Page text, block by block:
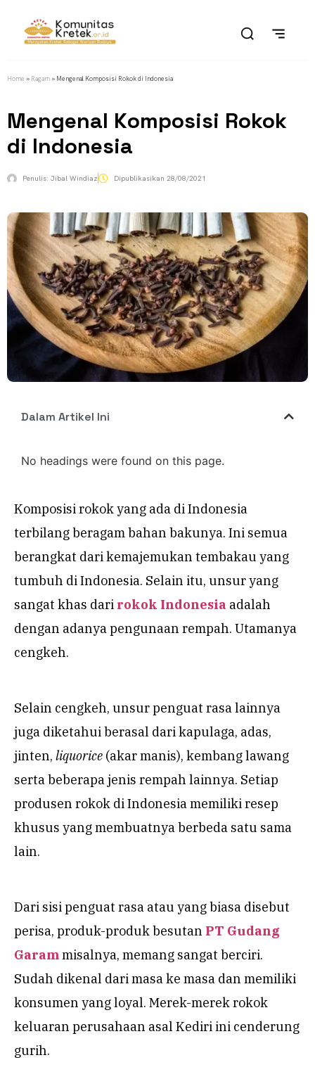
Home » Ragam » Mengenal Komposisi Rokok di Indonesia
Mengenal Komposisi Rokok
di Indonesia
Penulis: Jibal Windiaz Dipublikasikan 28/08/2021
Dalam Artikel Ini
No headings were found on this page.
Komposisi rokok yang ada di Indonesia
terbilang beragam bahan bakunya. Ini semua
berangkat dari kemajemukan tembakau yang
tumbuh di Indonesia. Selain itu, unsur yang
sangat khas dari rokok Indonesia adalah
dengan adanya pengunaan rempah. Utamanya
cengkeh.
Selain cengkeh, unsur penguat rasa lainnya
juga diketahui berasal dari kapulaga, adas,
jinten, liquorice (akar manis), kembang lawang
serta beberapa jenis rempah lainnya. Setiap
produsen rokok di Indonesia memiliki resep
khusus yang membuatnya berbeda satu sama
lain.
Dari sisi penguat rasa atau yang biasa disebut
perisa, produk-produk besutan PT Gudang
Garammisalnya, memang sangat berciri.
Sudah dikenal dari masa ke masa dan memiliki
konsumen yang loyal. Merek-merek rokok
keluaran perusahaan asal Kediri ini cenderung
gurih.